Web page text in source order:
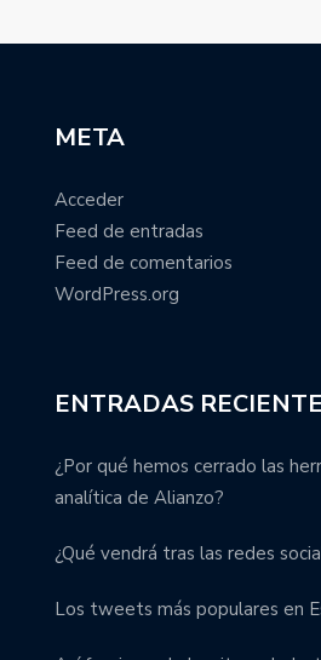
META
Acceder
Feed de entradas
Feed de comentarios
WordPress.org
ENTRADAS
¿Por qué hemos cerrado las
analítica de Alianzo?
¿Qué vendrá tras las redes
Los tweets más populares en